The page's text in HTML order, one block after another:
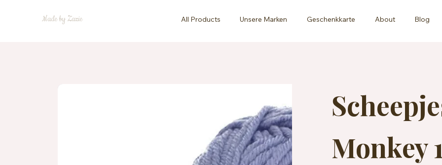
Made by Zazie All Products Unsere Marken Geschenkkarte About Blog
Monkey